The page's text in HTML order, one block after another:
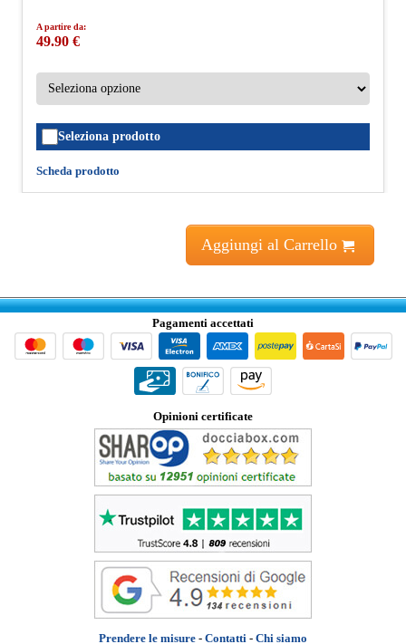
A partire da:
49.90 €
Seleziona prodotto
Scheda prodotto
Aggiungi al Carrello
Pagamenti accettati
Opinioni certificate
Prendere le misure - Contatti - Chi siamo